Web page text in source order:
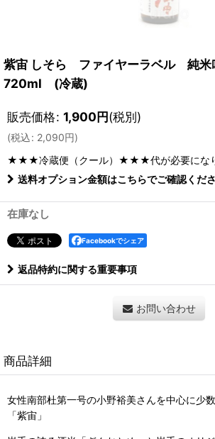
紫宙 しそら ファイヤーラベル 純
720ml (冷蔵)
販売価格: 1,900円(税別)
(税込: 2,090円)
★★★冷蔵便（クール）★★★代が必要にな
送料オプション金額はこちらでご確認くださ
在庫なし
Facebookでシェア
返品特約に関する重要事項
お問い合わせ
商品詳細
女性南部杜第一号の小野裕美さんを中心に少
「紫宙」